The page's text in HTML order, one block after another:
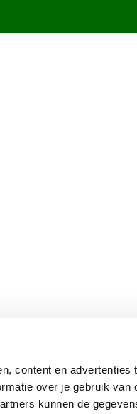
content en advertenties
over je gebruik van
kunnen de